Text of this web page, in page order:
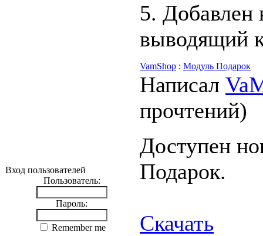
Вход пользователей
Пользователь:
Пароль:
Remember me
5. Добавлен
выводящий
VamShop : Модуль Подарок
Написал
прочтений)
Доступен
Подарок.
Скачать